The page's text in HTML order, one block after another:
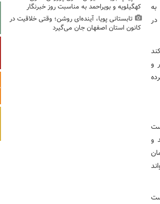
و
و
کهگیلویه و بویراحمد به مناسبت روز خبرنگار
تابستانی پویا، آینده‌ای روشن؛ وقتی خلاقیت در
کانون استان اصفهان جان می‌گیرد